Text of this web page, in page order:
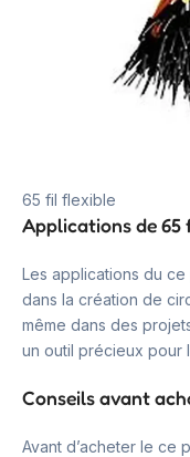
65 fil flexible
Applications de
Les applications du
dans la création de
même dans des
un outil précieux pour
Conseils avant
Avant d’acheter le ce